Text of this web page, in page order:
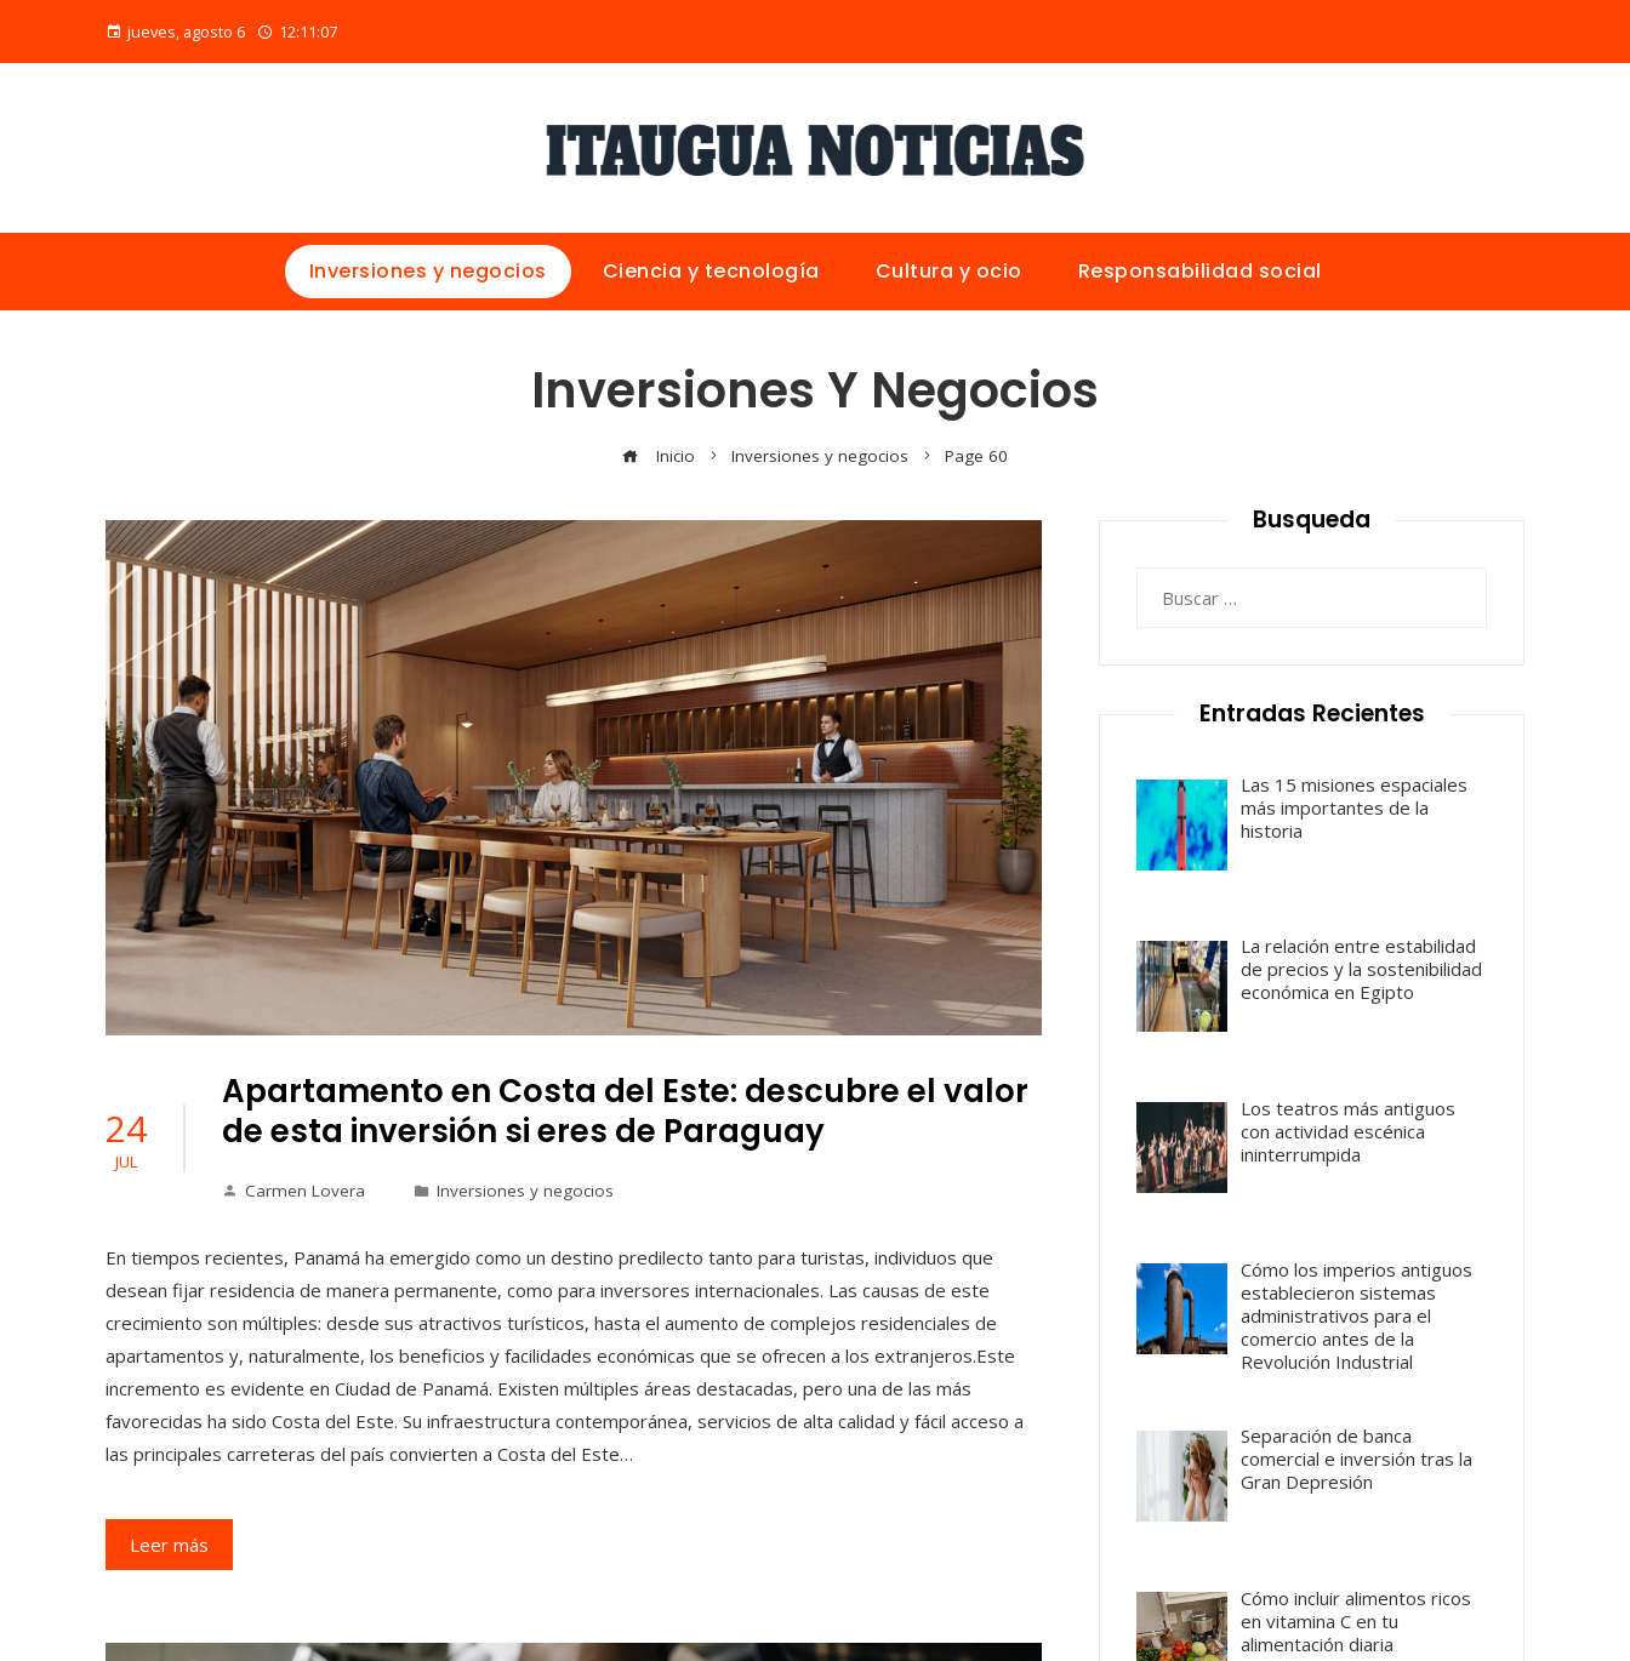
jueves, agosto 6 12:11:09
Inversiones y negocios Ciencia y tecnología Cultura y ocio Responsabilidad social
Inversiones Y Negocios
Inicio Inversiones y negocios Page 60
24
JUL
Apartamento en Costa del Este: descubre el valor
de esta inversión si eres de Paraguay
Carmen Lovera Inversiones y negocios
En tiempos recientes, Panamá ha emergido como un destino predilecto tanto para turistas, individuos que
desean fijar residencia de manera permanente, como para inversores internacionales. Las causas de este
crecimiento son múltiples: desde sus atractivos turísticos, hasta el aumento de complejos residenciales de
apartamentos y, naturalmente, los beneficios y facilidades económicas que se ofrecen a los extranjeros.Este
incremento es evidente en Ciudad de Panamá. Existen múltiples áreas destacadas, pero una de las más
favorecidas ha sido Costa del Este. Su infraestructura contemporánea, servicios de alta calidad y fácil acceso a
las principales carreteras del país convierten a Costa del Este…
Leer más
Busqueda
Entradas Recientes
Las 15 misiones espaciales
más importantes de la
historia
La relación entre estabilidad
de precios y la sostenibilidad
económica en Egipto
Los teatros más antiguos
con actividad escénica
ininterrumpida
Cómo los imperios antiguos
establecieron sistemas
administrativos para el
comercio antes de la
Revolución Industrial
Separación de banca
comercial e inversión tras la
Gran Depresión
Cómo incluir alimentos ricos
en vitamina C en tu
alimentación diaria